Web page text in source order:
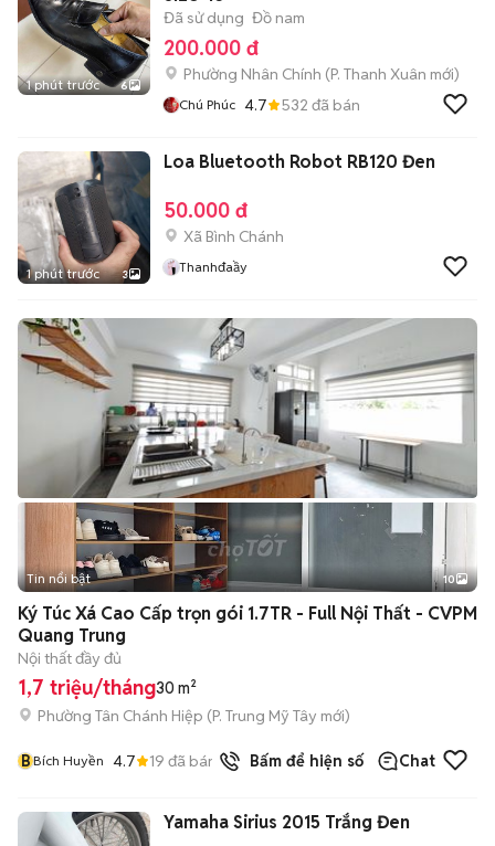
1 phút trước 6
Đã sử dụng Đồ nam
200.000 đ
Phường Nhân Chính (P. Thanh Xuân mới)
Chú Phúc 4.7 532 đã bán
1 phút trước 3
Loa Bluetooth Robot RB120 Đen
50.000 đ
Xã Bình Chánh
Thanhđaầy
+2
Tin nổi bật 10
Ký Túc Xá Cao Cấp trọn gói 1.7TR - Full Nội Thất - CVPM
Quang Trung
Nội thất đầy đủ
1,7 triệu/tháng30 m²
Phường Tân Chánh Hiệp (P. Trung Mỹ Tây mới)
BBích Huyền 4.7 19 đã bán Bấm để hiện số Chat
Yamaha Sirius 2015 Trắng Đen